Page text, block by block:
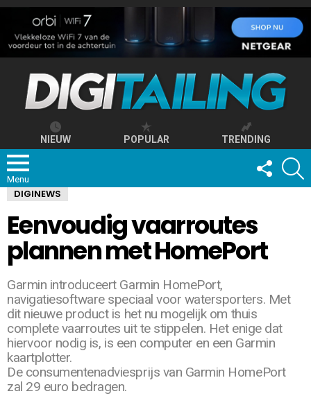
NIEUW POPULAR TRENDING
Menu
FOLLOW
US
DIGINEWS
Eenvoudig vaarroutes
plannen met HomePort
Garmin introduceert Garmin HomePort,
navigatiesoftware speciaal voor watersporters. Met
dit nieuwe product is het nu mogelijk om thuis
complete vaarroutes uit te stippelen. Het enige dat
hiervoor nodig is, is een computer en een Garmin
kaartplotter.
De consumentenadviesprijs van Garmin HomePort
zal 29 euro bedragen.